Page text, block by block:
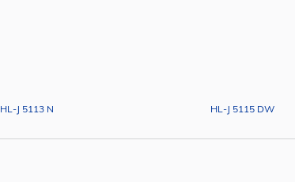
HL-J 5113 N
HL-J 5115 DW